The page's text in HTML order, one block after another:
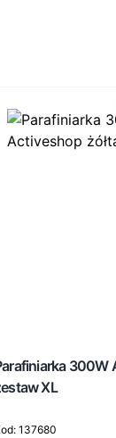
300W
XL
137680